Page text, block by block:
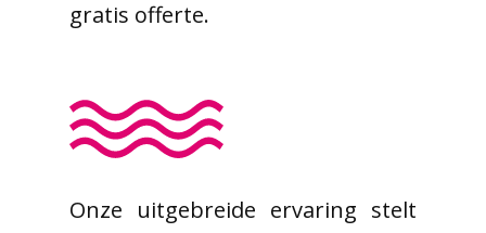
gratis offerte.
Onze uitgebreide ervaring stelt